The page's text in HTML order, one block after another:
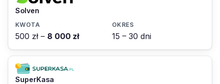
Solven
500 zł – 8 000 zł 15 – 30 dni
SuperKasa